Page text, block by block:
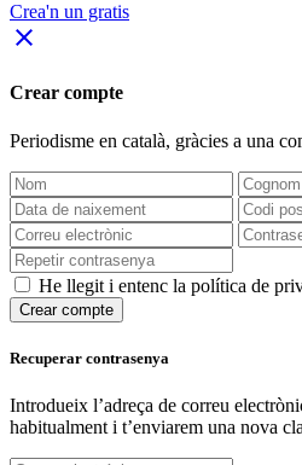
Crea'n un gratis
close
Crear compte
Periodisme en català, gràcies a una
He llegit i entenc la política de
Crear compte
Recuperar contrasenya
Introdueix l’adreça de correu
habitualment i t’enviarem una nova